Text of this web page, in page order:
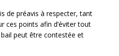
de préavis à respecter, tant
ces points afin d’éviter tout
peut être contestée et